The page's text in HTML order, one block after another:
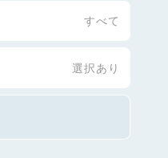
すべて
選択あり